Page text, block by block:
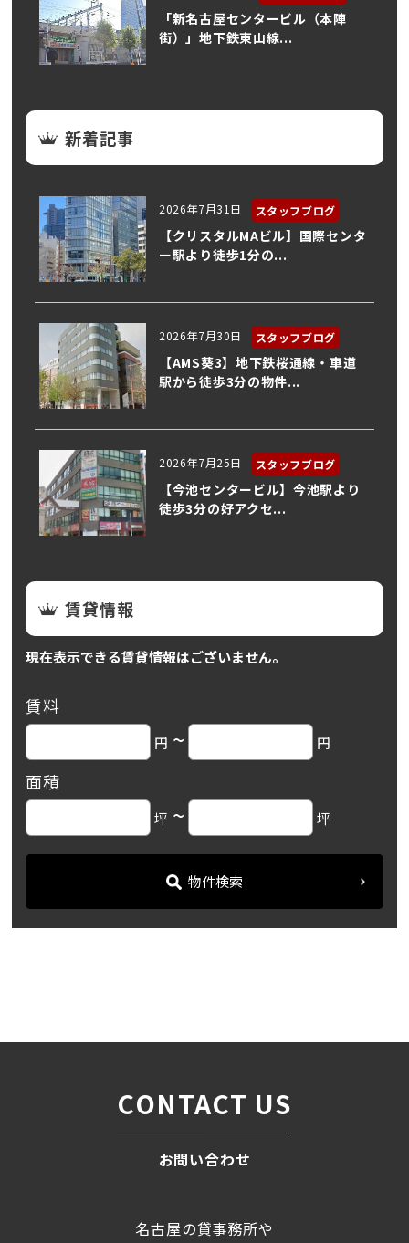
「新名古屋センタービル（本陣
街）」地下鉄東山線...
新着記事
2026年7月31日 スタッフブログ
【クリスタルMAビル】国際センタ
ー駅より徒歩1分の...
2026年7月30日 スタッフブログ
【AMS葵3】地下鉄桜通線・車道
駅から徒歩3分の物件...
2026年7月25日 スタッフブログ
【今池センタービル】今池駅より
徒歩3分の好アクセ...
賃貸情報
現在表示できる賃貸情報はございません。
賃料
円 ~ 円
面積
坪 ~ 坪
物件検索
CONTACT US
お問い合わせ
名古屋の貸事務所や